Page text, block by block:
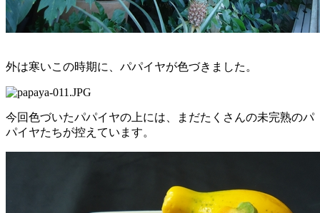
外は寒いこの時期に、パパイヤが色づきました。
今回色づいたパパイヤの上には、まだたくさんの未完熟のパ
パイヤたちが控えています。